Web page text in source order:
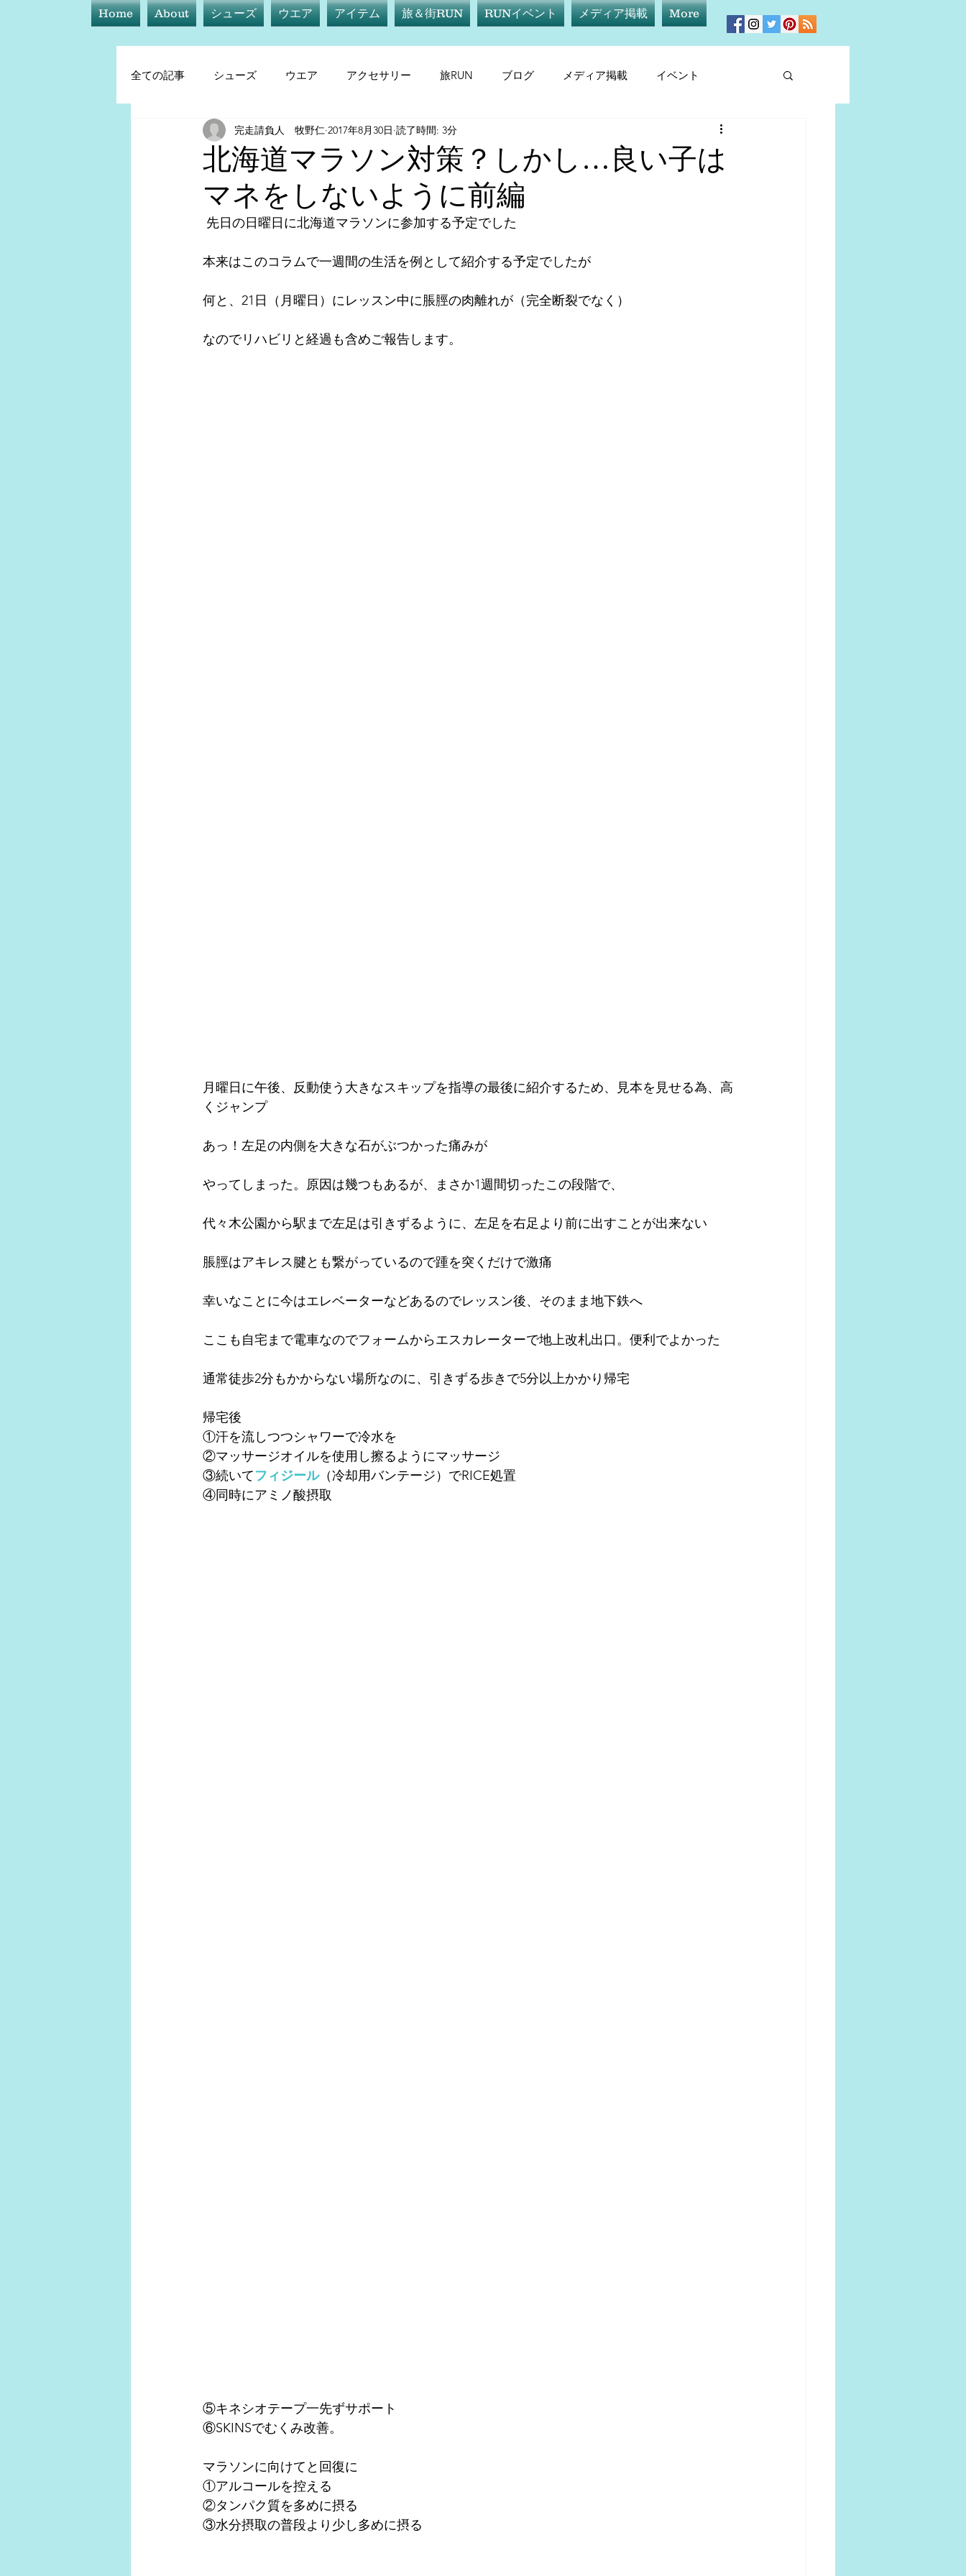
Home About シューズ ウエア アイテム 旅＆街RUN RUNイベント メディア掲載 More
全ての記事 シューズ ウエア アクセサリー 旅RUN ブログ メディア掲載 イベント
ウエア アイテム サプリメント
トレーニング他
北海道マラソン対策？しかし…良い子は
マネをしないように前編
完走請負人 牧野仁 2017年8月30日 読了時間: 3分
先日の日曜日に北海道マラソンに参加する予定でした
本来はこのコラムで一週間の生活を例として紹介する予定でしたが
何と、21日（月曜日）にレッスン中に脹脛の肉離れが（完全断裂でなく）
なのでリハビリと経過も含めご報告します。
月曜日に午後、反動使う大きなスキップを指導の最後に紹介するため、見本を見せる為、高
くジャンプ
あっ！左足の内側を大きな石がぶつかった痛みが
やってしまった。原因は幾つもあるが、まさか1週間切ったこの段階で、
代々木公園から駅まで左足は引きずるように、左足を右足より前に出すことが出来ない
脹脛はアキレス腱とも繋がっているので踵を突くだけで激痛
幸いなことに今はエレベーターなどあるのでレッスン後、そのまま地下鉄へ
ここも自宅まで電車なのでフォームからエスカレーターで地上改札出口。便利でよかった
通常徒歩2分もかからない場所なのに、引きずる歩きで5分以上かかり帰宅
帰宅後
①汗を流しつつシャワーで冷水を
②マッサージオイルを使用し擦るようにマッサージ
③続いてフィジール（冷却用バンテージ）でRICE処置
④同時にアミノ酸摂取
⑤キネシオテープ一先ずサポート
⑥SKINSでむくみ改善。
マラソンに向けてと回復に
①アルコールを控える
②タンパク質を多めに摂る
③水分摂取の普段より少し多めに摂る